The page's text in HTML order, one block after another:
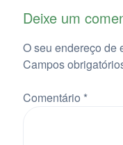
Deixe um
O seu endereço de
Campos
Comentário *